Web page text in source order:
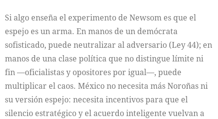
Si algo enseña el experimento de Newsom es que el
espejo es un arma. En manos de un demócrata
sofisticado, puede neutralizar al adversario (Ley 44); en
manos de una clase política que no distingue límite ni
fin —oficialistas y opositores por igual—, puede
multiplicar el caos. México no necesita más Noroñas ni
su versión espejo: necesita incentivos para que el
silencio estratégico y el acuerdo inteligente vuelvan a